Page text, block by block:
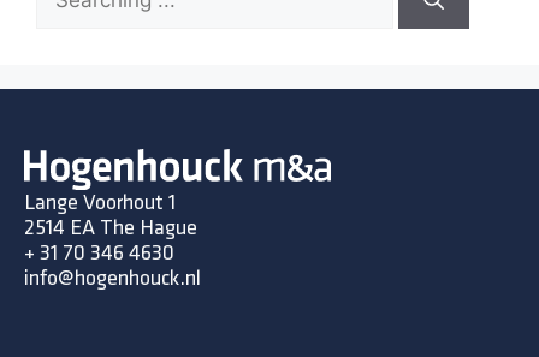
Lange Voorhout 1
2514 EA The Hague
+ 31 70 346 4630
info@hogenhouck.nl